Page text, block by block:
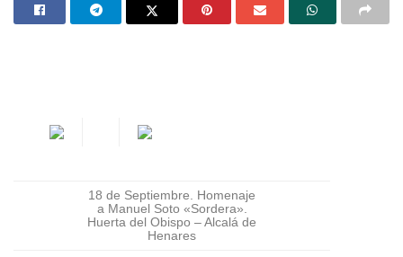
18 de Septiembre. Homenaje
a Manuel Soto «Sordera».
Huerta del Obispo – Alcalá de
Henares